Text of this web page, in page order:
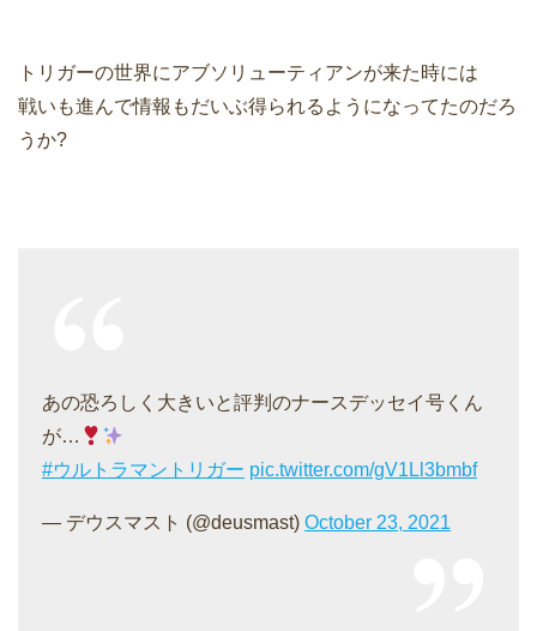
トリガーの世界にアブソリューティアンが来た時には
戦いも進んで情報もだいぶ得られるようになってたのだろ
うか?
あの恐ろしく大きいと評判のナースデッセイ号くん
が…
#ウルトラマントリガー pic.twitter.com/gV1Ll3bmbf
— デウスマスト (@deusmast) October 23, 2021